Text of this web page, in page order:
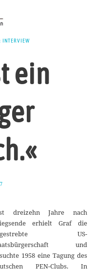
INTERVIEW
ein
u
i
2
0
1
9
dreizehn Jahre nach
erhielt Graf die
US-
und
1958 eine Tagung des
PEN-Clubs. In